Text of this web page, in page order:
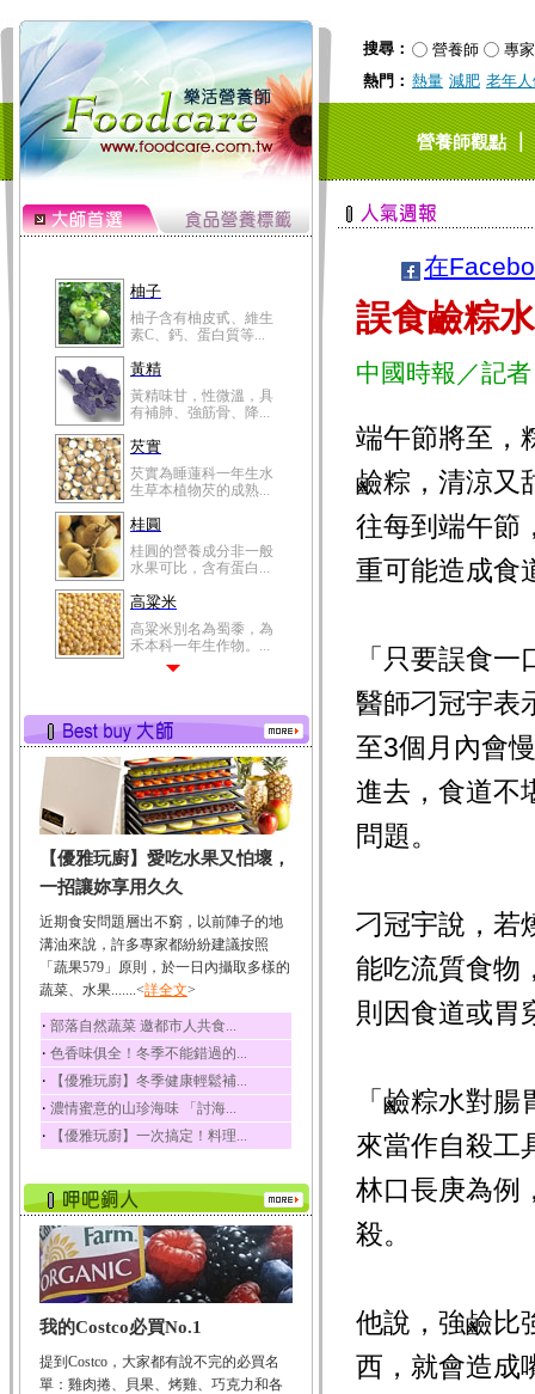
搜尋： 營養師
專家
熱門： 熱量 減肥 老年
營養師觀點｜
柚子
柚子含有柚皮甙、維生
素C、鈣、蛋白質等...
黃精
黃精味甘，性微溫，具
有補肺、強筋骨、降...
芡實
芡實為睡蓮科一年生水
生草本植物芡的成熟...
桂圓
桂圓的營養成分非一般
水果可比，含有蛋白...
高粱米
高粱米別名為蜀黍，為
禾本科一年生作物。...
有蛋白質、脂肪、磷...
鮪魚
鮪魚肚肉中的不飽和脂
肪酸內富含EPA和DH...
韭菜
韭菜所含的膳食纖維能
幫助消化與通便；揮...
冬瓜
冬瓜營養價值高，鈉含
量極低是水腫病人的...
豆豉
豆豉裡頭含有營養的蛋
白質、脂肪、鈣、磷...
榛果
榛果裡所含的營養素有
蛋白質、脂肪、醣類...
迷迭香
酸、迷迭香酸、植物...
咖啡
咖啡中的咖啡因會刺激
中樞神經系統，特別...
椰子
椰子含有糖類、脂肪、
荔枝
【優雅玩廚】愛吃水果又怕壞，
一招讓妳享用久久
近期食安問題層出不窮，以前陣子的地
溝油來說，許多專家都紛紛建議按照
「蔬果579」原則，於一日內攝取多樣的
蔬菜、水果.......<詳全文>
‧ 部落自然蔬菜 邀都市人共食...
‧ 色香味俱全！冬季不能錯過的...
‧ 【優雅玩廚】冬季健康輕鬆補...
‧ 濃情蜜意的山珍海味 「討海...
‧ 【優雅玩廚】一次搞定！料理...
我的Costco必買No.1
提到Costco，大家都有說不完的必買名
單：雞肉捲、貝果、烤雞、巧克力和各
在
誤食鹼粽
中國時報／記
端午節將至，
鹼粽，清涼又
往每到端午節
重可能造成食
「只要誤食
醫師刁冠宇表
至3個月內會
進去，食道不
問題。
刁冠宇說，若
能吃流質食物
則因食道或胃
「鹼粽水對
來當作自殺工
林口長庚為例
殺。
他說，強鹼比
西，就會造成